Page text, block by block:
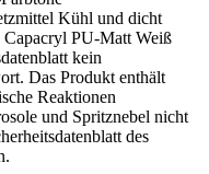
Kühl und dicht
Capacryl PU-Matt Weiß
kein
Das Produkt enthält
Reaktionen
und Spritznebel nicht
des